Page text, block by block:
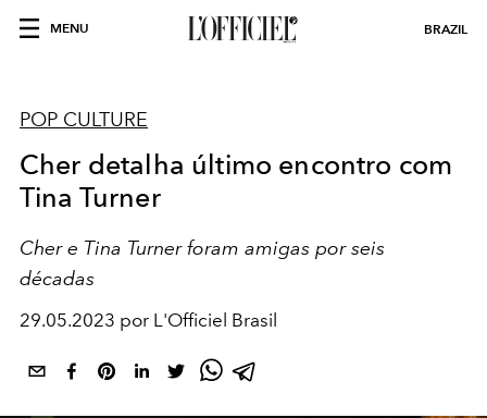
MENU BRAZIL
POP CULTURE
Cher detalha último encontro com
Tina Turner
Cher e Tina Turner foram amigas por seis
décadas
29.05.2023 por L'Officiel Brasil